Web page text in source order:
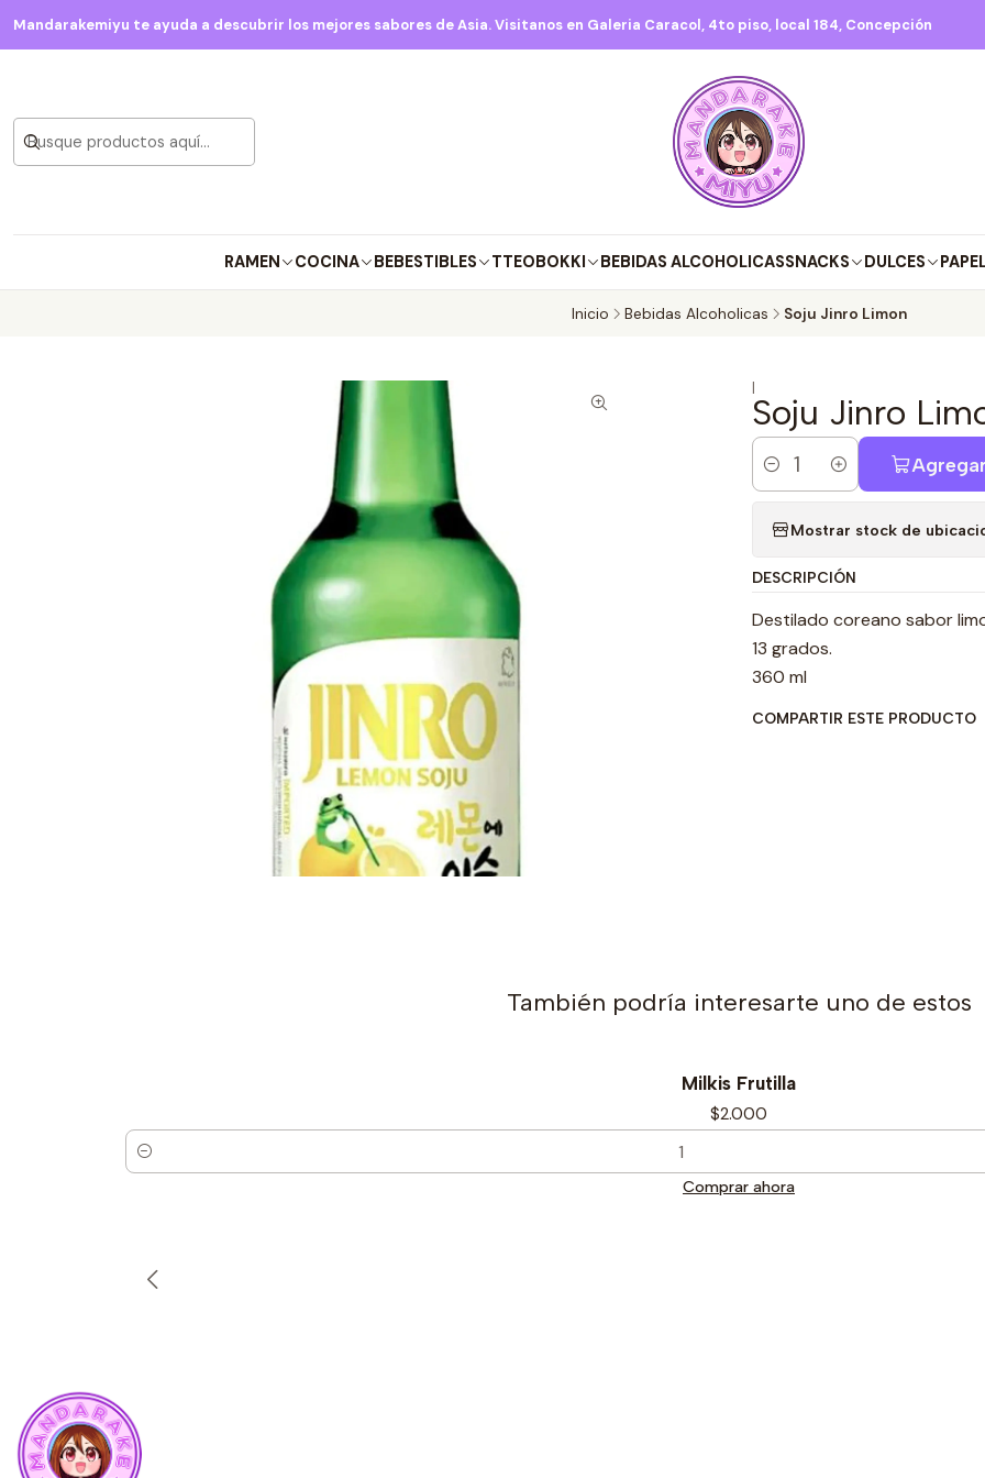
RAMEN COCINA BEBESTIBLES TTEOBOKKI BEBIDAS ALCOHOLICASSNACKS DULCES
Mandarakemiyu te ayuda a descubrir los mejores sabores de Asia. Visitanos en Galeria Caracol, 4to piso, local 184, Concepción
Inicio Bebidas Alcoholicas Soju Jinro Limon
|
Soju Jinro
Cantidad
Mostrar stock de
DESCRIPCIÓN
Destilado coreano sabor
13 grados.
360 ml
COMPARTIR ESTE PRODUCTO
También podría interesarte uno de estos
Milkis Frutilla
$2.000
Cantidad
Comprar ahora